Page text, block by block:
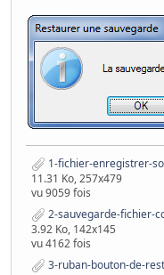
1-fichier-enregistrer-
11.31 Ko, 257x479
vu 9059 fois
2-sauvegarde-fichier-
3.92 Ko, 142x145
vu 4162 fois
3-ruban-bouton-de-